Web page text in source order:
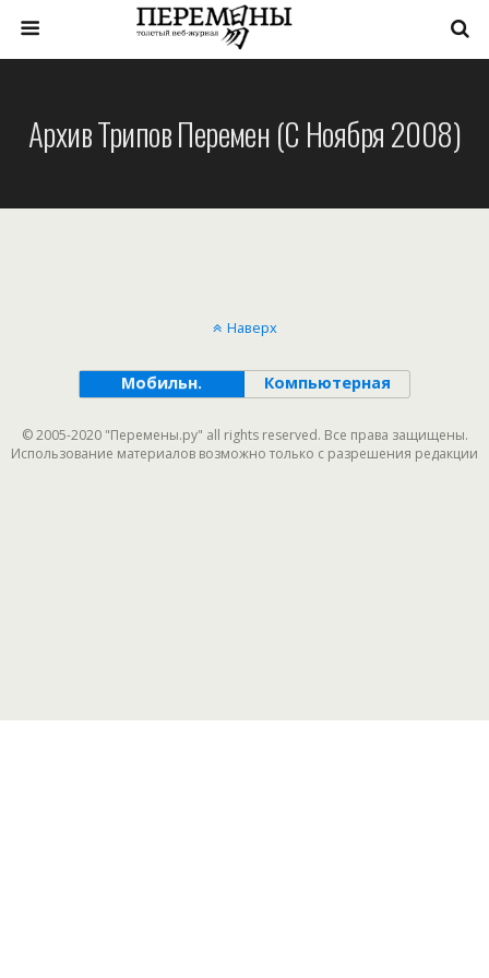
Архив Трипов Перемен (с Ноября 2008)
Наверх
Мобильн. Компьютерная
© 2005-2020 "Перемены.ру" all rights reserved. Все права защищены.
Использование материалов возможно только с разрешения редакции